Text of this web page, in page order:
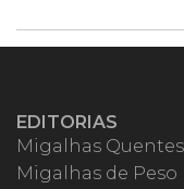
EDITORIAS
Migalhas Quentes
Migalhas de Peso